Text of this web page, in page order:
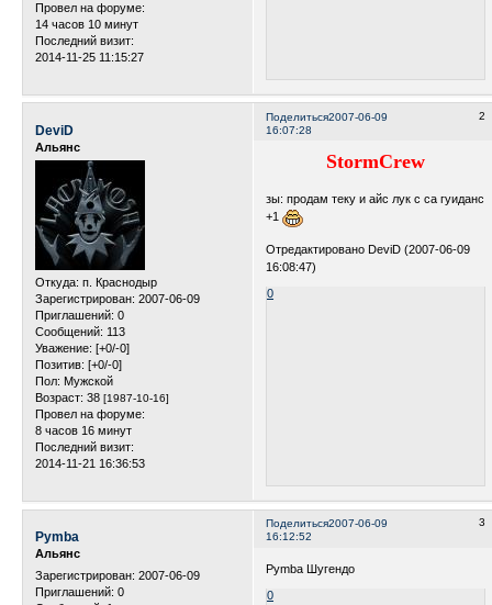
Провел на форуме:
14 часов 10 минут
Последний визит:
2014-11-25 11:15:27
Поделиться 2
2007-06-09
16:07:28
DeviD
Альянс
Откуда: п. Краснодыр
Зарегистрирован: 2007-06-09
Приглашений: 0
Сообщений: 113
Уважение: [+0/-0]
Позитив: [+0/-0]
Пол: Мужской
Возраст: 38 [1987-10-16]
Провел на форуме:
8 часов 16 минут
Последний визит:
2014-11-21 16:36:53
StormCrew
зы: продам теку и айс лук с са гуиданс
+1
Отредактировано DeviD (2007-06-09
16:08:47)
0
Поделиться 3
2007-06-09
16:12:52
Pymba
Альянс
Зарегистрирован: 2007-06-09
Приглашений: 0
Pymba Шугендо
0